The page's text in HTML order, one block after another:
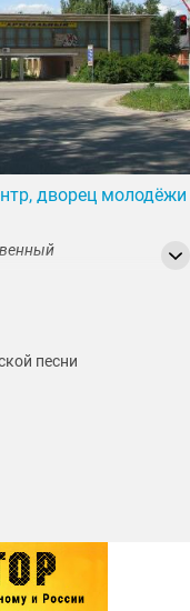
дворец молодёжи
песни